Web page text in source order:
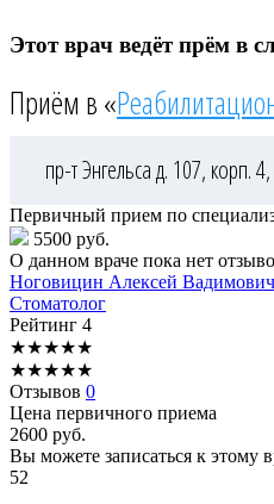
Этот врач ведёт прём в
Приём в «
пр-т Энгельса д. 107, корп. 4,
Первичный прием по
5500 руб.
О данном враче пока нет
Ноговицин Алексей Вадимович
Стоматолог
Рейтинг 4
★★★★★
★★★★★
Отзывов 0
Цена первичного приема
2600 руб.
Вы можете записаться к этому
52